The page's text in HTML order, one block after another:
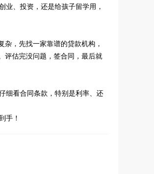
、投资，还是给孩子留学用，
，先找一家靠谱的贷款机构，
评估完没问题，签合同，最后就
细看合同条款，特别是利率、还
手！